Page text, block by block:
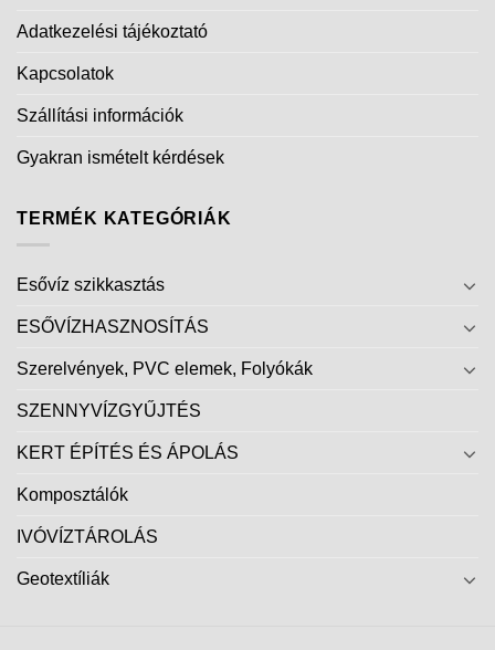
Adatkezelési tájékoztató
Kapcsolatok
Szállítási információk
Gyakran ismételt kérdések
TERMÉK KATEGÓRIÁK
Esővíz szikkasztás
ESŐVÍZHASZNOSÍTÁS
Szerelvények, PVC elemek, Folyókák
SZENNYVÍZGYŰJTÉS
KERT ÉPÍTÉS ÉS ÁPOLÁS
Komposztálók
IVÓVÍZTÁROLÁS
Geotextíliák